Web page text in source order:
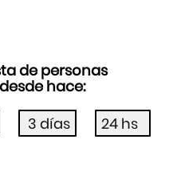
de personas
hace: